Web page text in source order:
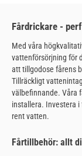
Fårdrickare -
Med våra
vattenförsörjning för
att tillgodose fårens
Tillräckligt
välbefinnande. Våra
installera. Investera i
rent vatten.
Fårtillbehör: allt